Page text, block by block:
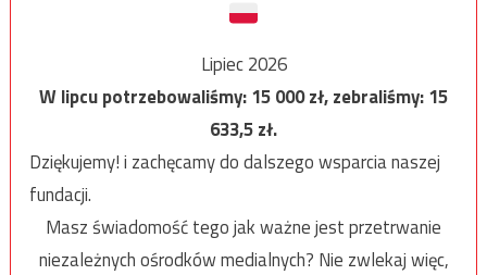
Lipiec 2026
W lipcu potrzebowaliśmy:15 000zł, zebraliśmy:15
633,5zł.
Dziękujemy! i zachęcamy do dalszego wsparcia naszej
fundacji.
Masz świadomość tego jak ważne jest przetrwanie
niezależnych ośrodków medialnych? Nie zwlekaj więc,